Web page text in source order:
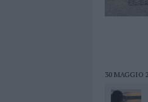
30 MAGGIO